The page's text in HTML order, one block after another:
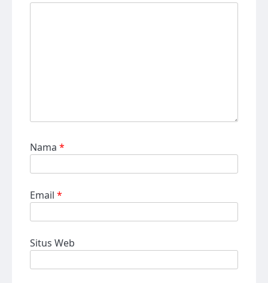
Nama *
Email *
Situs Web